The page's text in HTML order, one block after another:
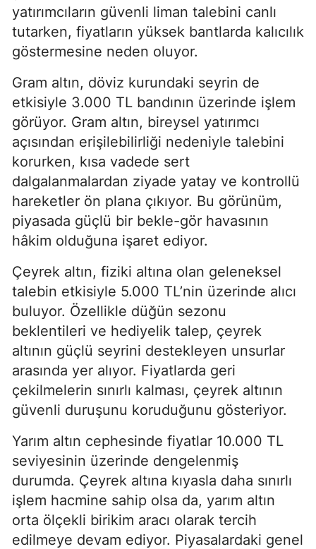
yatırımcıların güvenli liman talebini canlı
tutarken, fiyatların yüksek bantlarda kalıcılık
göstermesine neden oluyor.
Gram altın, döviz kurundaki seyrin de
etkisiyle 3.000 TL bandının üzerinde işlem
görüyor. Gram altın, bireysel yatırımcı
açısından erişilebilirliği nedeniyle talebini
korurken, kısa vadede sert
dalgalanmalardan ziyade yatay ve kontrollü
hareketler ön plana çıkıyor. Bu görünüm,
piyasada güçlü bir bekle-gör havasının
hâkim olduğuna işaret ediyor.
Çeyrek altın, fiziki altına olan geleneksel
talebin etkisiyle 5.000 TL’nin üzerinde alıcı
buluyor. Özellikle düğün sezonu
beklentileri ve hediyelik talep, çeyrek
altının güçlü seyrini destekleyen unsurlar
arasında yer alıyor. Fiyatlarda geri
çekilmelerin sınırlı kalması, çeyrek altının
güvenli duruşunu koruduğunu gösteriyor.
Yarım altın cephesinde fiyatlar 10.000 TL
seviyesinin üzerinde dengelenmiş
durumda. Çeyrek altına kıyasla daha sınırlı
işlem hacmine sahip olsa da, yarım altın
orta ölçekli birikim aracı olarak tercih
edilmeye devam ediyor. Piyasalardaki genel